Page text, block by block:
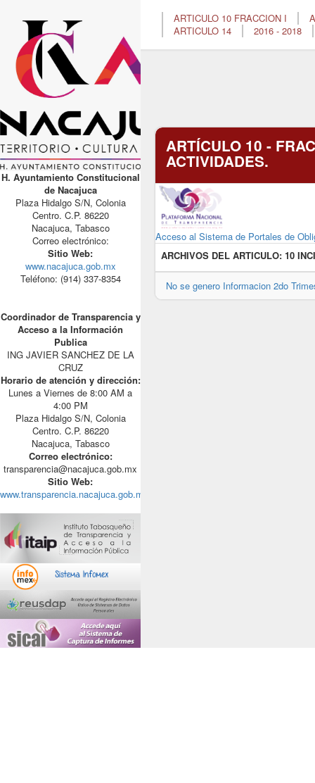
H. Ayuntamiento Constitucional
de Nacajuca
Plaza Hidalgo S/N, Colonia
Centro. C.P. 86220
Nacajuca, Tabasco
Correo electrónico:
Sitio Web:
www.nacajuca.gob.mx
Teléfono: (914) 337-8354
Coordinador de Transparencia y
Acceso a la Información
Publica
ING JAVIER SANCHEZ DE LA
CRUZ
Horario de atención y dirección:
Lunes a Viernes de 8:00 AM a
4:00 PM
Plaza Hidalgo S/N, Colonia
Centro. C.P. 86220
Nacajuca, Tabasco
Correo electrónico:
transparencia@nacajuca.gob.mx
Sitio Web:
www.transparencia.nacajuca.gob.mx
ARTICULO 10 FRACCION I
ARTICULO 14
2016 - 2018
ARTÍCULO 10 -
ACTIVIDADES.
Acceso al Sistema de Portales de
ARCHIVOS DEL ARTICULO: 10
No se genero Informacion 2do